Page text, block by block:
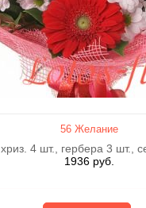
56 Желание
хриз. 4 шт., гербера 3 шт.,
1936 руб.